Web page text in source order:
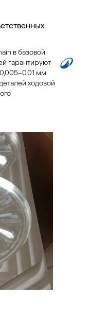
в базовой
гарантируют
мм
ходовой